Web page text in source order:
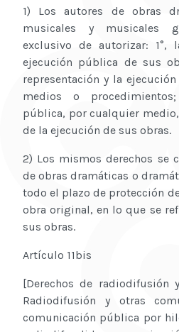
1) Los autores de obras
musicales y musicales
exclusivo de autorizar: 1°,
ejecución pública de sus
representación y la
medios o
pública, por cualquier
de la ejecución de sus obras.
2) Los mismos derechos se
de obras dramáticas o
todo el plazo de protección
obra original, en lo que se
sus obras.
Artículo 11bis
[Derechos de radiodifusión
Radiodifusión y otras
comunicación pública por